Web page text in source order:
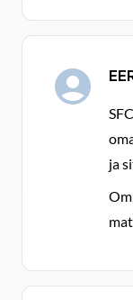
ja